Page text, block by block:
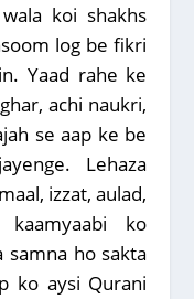
koi shakhs
log be fikri
Yaad rahe ke
achi naukri,
se aap ke be
Lehaza
izzat, aulad,
ko
samna ho sakta
ko aysi Qurani